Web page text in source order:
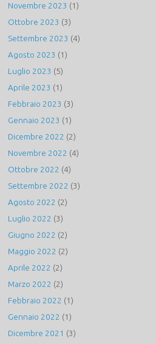
Novembre 2023 (1)
Ottobre 2023 (3)
Settembre 2023 (4)
Agosto 2023 (1)
Luglio 2023 (5)
Aprile 2023 (1)
Febbraio 2023 (3)
Gennaio 2023 (1)
Dicembre 2022 (2)
Novembre 2022 (4)
Ottobre 2022 (4)
Settembre 2022 (3)
Agosto 2022 (2)
Luglio 2022 (3)
Giugno 2022 (2)
Maggio 2022 (2)
Aprile 2022 (2)
Marzo 2022 (2)
Febbraio 2022 (1)
Gennaio 2022 (1)
Dicembre 2021 (3)